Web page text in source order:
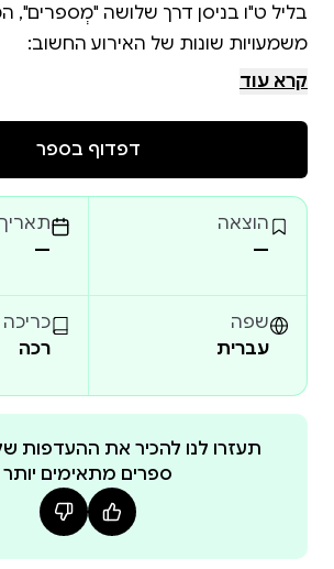
בליל ט"ו בניסן דרך שלושה "מְספרים",
"חיפזון ישראל" – עוסק ביצירתו של עם
"חיפזון השכינה" – מספר על רגע
ישראל והקב"ה באותו לילה מופלא. את
מתארת מגילת שיר השירים.
קרא עוד
דפדוף בספר
הוצאה
—
—
שפה
עברית
כריכה
רכה
תעזרו לנו להכיר את ההעדפות
ספרים מתאימים יותר